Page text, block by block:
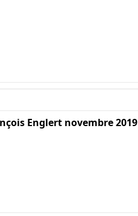
Englert novembre 2019